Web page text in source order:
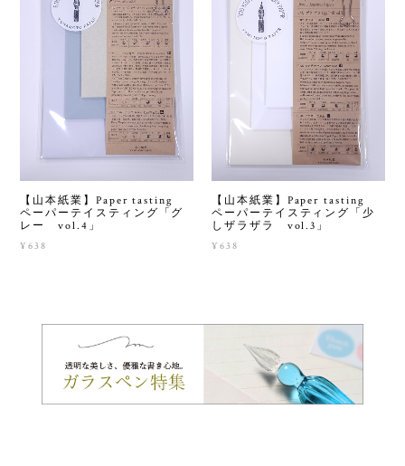
【山本紙業】Paper tasting
ペーパーテイスティング「グ
レー vol.4」
¥638
【山本紙業】Paper tasting
ペーパーテイスティング「少
しザラザラ vol.3」
¥638